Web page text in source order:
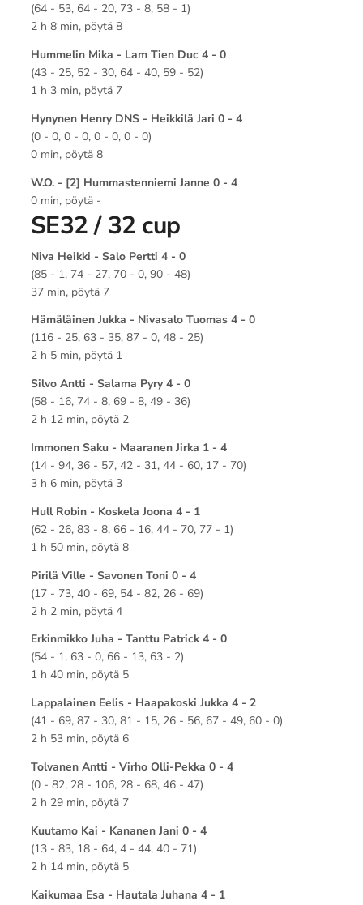
(64 - 53, 64 - 20, 73 - 8, 58 - 1)
2 h 8 min, pöytä 8
Hummelin Mika - Lam Tien Duc 4 - 0
(43 - 25, 52 - 30, 64 - 40, 59 - 52)
1 h 3 min, pöytä 7
Hynynen Henry DNS - Heikkilä Jari 0 - 4
(0 - 0, 0 - 0, 0 - 0, 0 - 0)
0 min, pöytä 8
W.O. - [2] Hummastenniemi Janne 0 - 4
0 min, pöytä -
SE32 / 32 cup
Niva Heikki - Salo Pertti 4 - 0
(85 - 1, 74 - 27, 70 - 0, 90 - 48)
37 min, pöytä 7
Hämäläinen Jukka - Nivasalo Tuomas 4 - 0
(116 - 25, 63 - 35, 87 - 0, 48 - 25)
2 h 5 min, pöytä 1
Silvo Antti - Salama Pyry 4 - 0
(58 - 16, 74 - 8, 69 - 8, 49 - 36)
2 h 12 min, pöytä 2
Immonen Saku - Maaranen Jirka 1 - 4
(14 - 94, 36 - 57, 42 - 31, 44 - 60, 17 - 70)
3 h 6 min, pöytä 3
Hull Robin - Koskela Joona 4 - 1
(62 - 26, 83 - 8, 66 - 16, 44 - 70, 77 - 1)
1 h 50 min, pöytä 8
Pirilä Ville - Savonen Toni 0 - 4
(17 - 73, 40 - 69, 54 - 82, 26 - 69)
2 h 2 min, pöytä 4
Erkinmikko Juha - Tanttu Patrick 4 - 0
(54 - 1, 63 - 0, 66 - 13, 63 - 2)
1 h 40 min, pöytä 5
Lappalainen Eelis - Haapakoski Jukka 4 - 2
(41 - 69, 87 - 30, 81 - 15, 26 - 56, 67 - 49, 60 - 0)
2 h 53 min, pöytä 6
Tolvanen Antti - Virho Olli-Pekka 0 - 4
(0 - 82, 28 - 106, 28 - 68, 46 - 47)
2 h 29 min, pöytä 7
Kuutamo Kai - Kananen Jani 0 - 4
(13 - 83, 18 - 64, 4 - 44, 40 - 71)
2 h 14 min, pöytä 5
Kaikumaa Esa - Hautala Juhana 4 - 1